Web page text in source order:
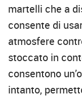
martelli che a
consente di
atmosfere
stoccato in
consentono
intanto,